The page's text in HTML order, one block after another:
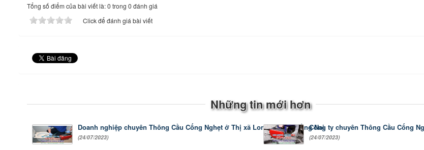
Tổng số điểm của bài viết là: 0 trong 0 đánh giá
Click để đánh giá bài viết
Những tin mới hơn
Doanh nghiệp chuyên Thông Cầu Cống Nghẹt ở Thị xã Long Khánh, Đồng Nai
(24/07/2023)
Công ty chuyên Thông Cầu Cống
(24/07/2023)